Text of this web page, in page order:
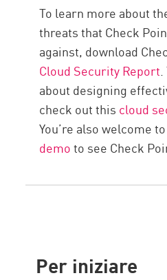
To learn more about
threats that Check
against, download
Cloud Security Report.
about designing
check out this cloud
You’re also welcome to
demoto see Check
Per iniziare